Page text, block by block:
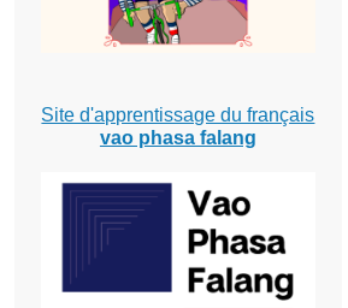
Site d'apprentissage du français
vao phasa falang